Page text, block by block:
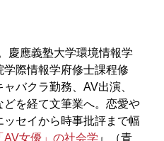
慶應義塾大学環境情報学
際情報学府修士課程修
バクラ勤務、AV出演、
どを経て文筆業へ。恋愛や
セイから時事批評まで幅
AV女優」の社会学 』（青